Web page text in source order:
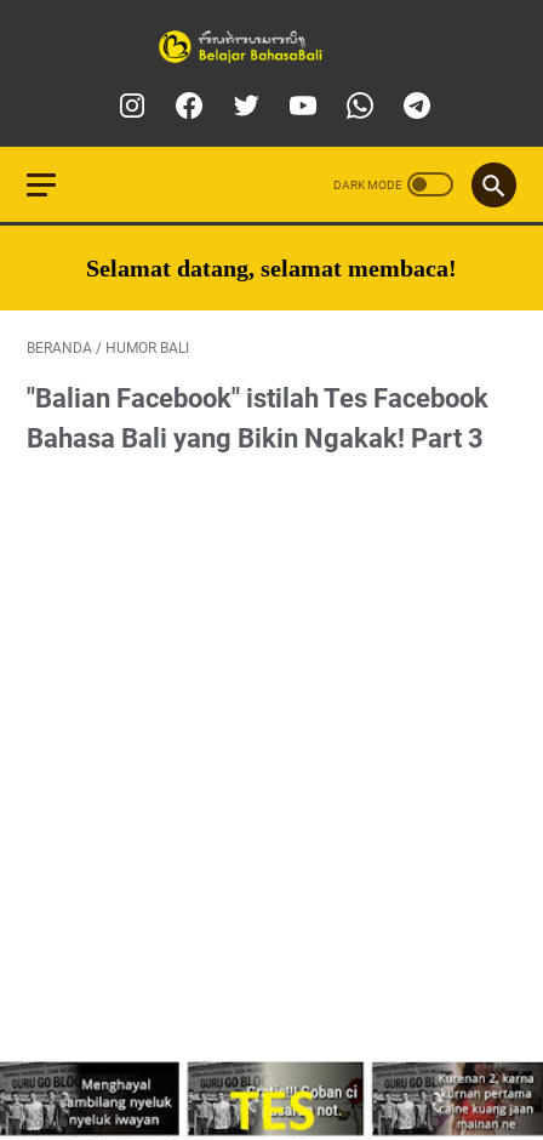
Selamat datang, selamat membaca!
BERANDA / HUMOR BALI
"Balian Facebook" istilah Tes Facebook
Bahasa Bali yang Bikin Ngakak! Part 3